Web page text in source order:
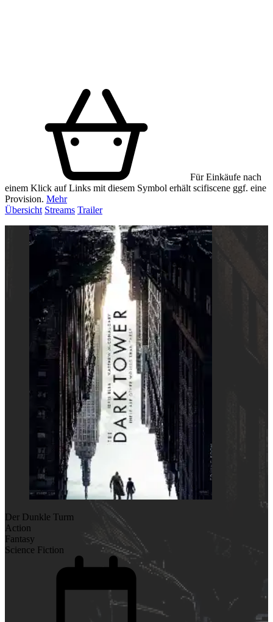
Für Einkäufe nach
einem Klick auf Links mit diesem Symbol erhält scifiscene ggf. eine
Provision. Mehr
Übersicht Streams Trailer
Der Dunkle Turm
Action
Fantasy
Science Fiction